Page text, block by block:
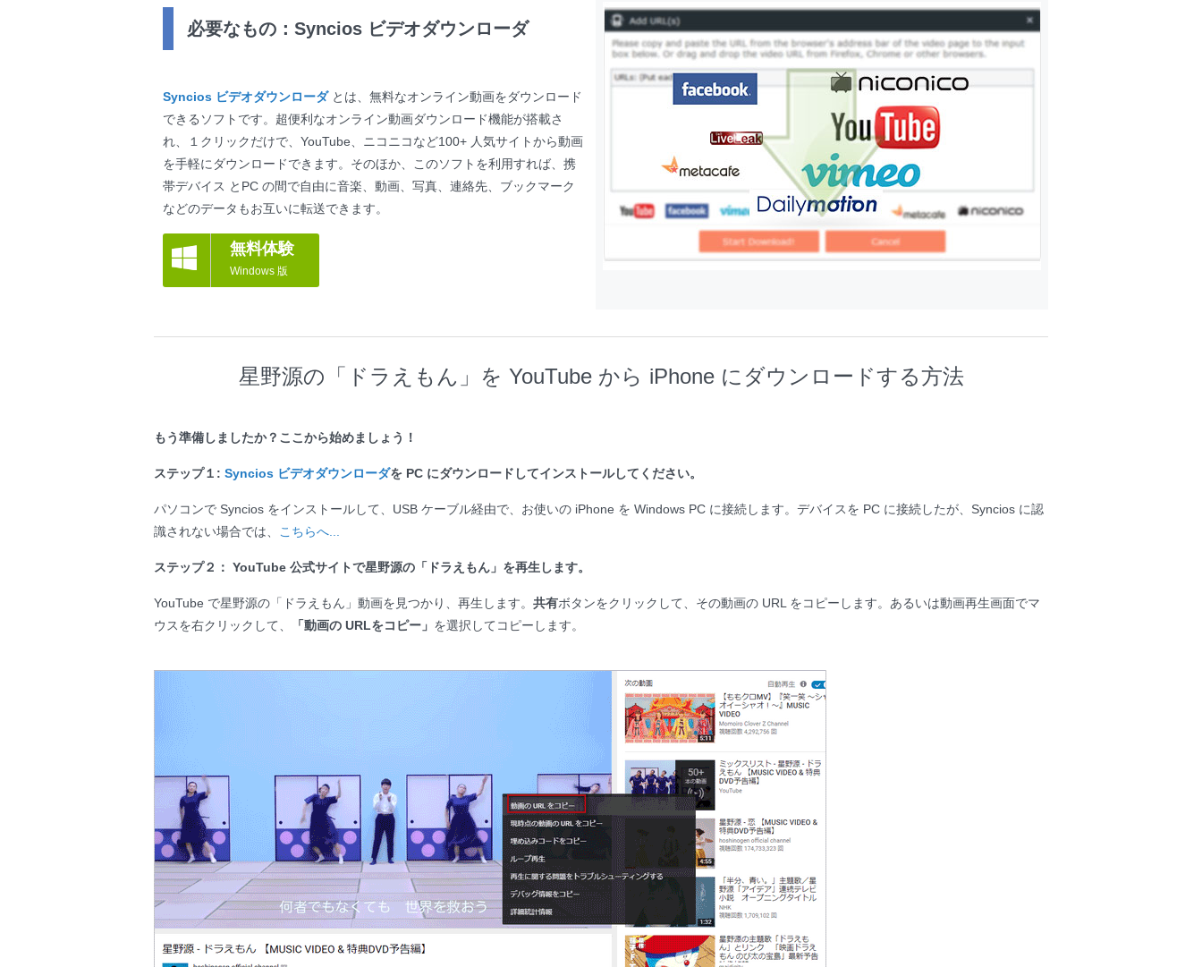
必要なもの：Syncios ビデオダウンローダ
Syncios ビデオダウンローダ とは、無料なオンライン動画をダウンロード
できるソフトです。超便利なオンライン動画ダウンロード機能が搭載さ
れ、１クリックだけで、YouTube、ニコニコなど100+ 人気サイトから動画
を手軽にダウンロードできます。そのほか、このソフトを利用すれば、携
帯デバイス とPC の間で自由に音楽、動画、写真、連絡先、ブックマーク
などのデータもお互いに転送できます。
無料体験
Windows 版
星野源の「ドラえもん」を YouTube から iPhone にダウンロードする方法
もう準備しましたか？ここから始めましょう！
ステップ１: Syncios ビデオダウンローダを PC にダウンロードしてインストールしてください。
パソコンで Syncios をインストールして、USB ケーブル経由で、お使いの iPhone を Windows PC に接続します。デバイスを PC に接続したが、Syncios に認
識されない場合では、
こちらへ...
ステップ２： YouTube 公式サイトで星野源の「ドラえもん」を再生します。
YouTube で星野源の「ドラえもん」動画を見つかり、再生します。 共有ボタンをクリックして、その動画の URL をコピーします。あるいは動画再生画面でマ
ウスを右クリックして、
「動画の URLをコピー」 を選択してコピーします。